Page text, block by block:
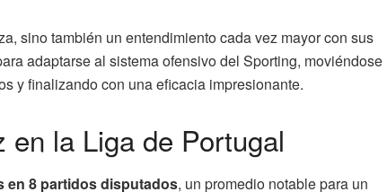
sino también un entendimiento cada vez mayor con sus
adaptarse al sistema ofensivo del Sporting, moviéndose
y finalizando con una eficacia impresionante.
la Liga de Portugal
en 8 partidos disputados, un promedio notable para un